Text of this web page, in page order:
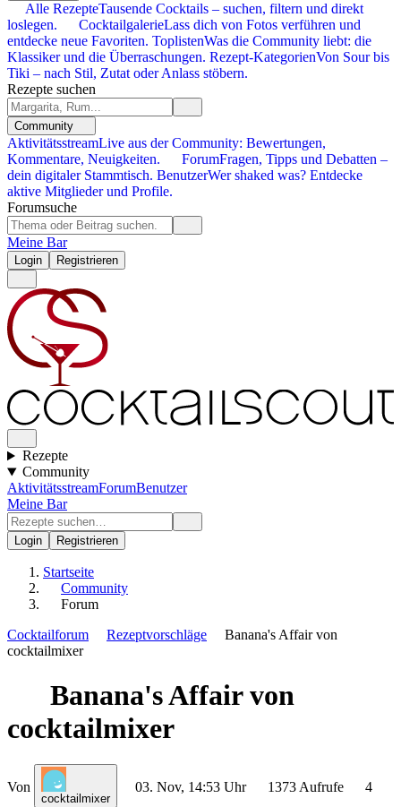
Alle RezepteTausende Cocktails – suchen, filtern und direkt
loslegen.
CocktailgalerieLass dich von Fotos verführen und
entdecke neue Favoriten. ToplistenWas die Community liebt: die
Klassiker und die Überraschungen. Rezept-KategorienVon Sour bis
Tiki – nach Stil, Zutat oder Anlass stöbern.
Rezepte suchen
Community
AktivitätsstreamLive aus der Community: Bewertungen,
Kommentare, Neuigkeiten.
ForumFragen, Tipps und Debatten –
dein digitaler Stammtisch. BenutzerWer shaked was? Entdecke
aktive Mitglieder und Profile.
Forumsuche
Meine Bar
Login Registrieren
Rezepte
Community
AktivitätsstreamForumBenutzer
Meine Bar
Login Registrieren
Startseite
Community
Forum
Cocktailforum
Rezeptvorschläge
Banana's Affair von
cocktailmixer
Banana's Affair von
cocktailmixer
Von
cocktailmixer
03. Nov, 14:53 Uhr 1373 Aufrufe
4